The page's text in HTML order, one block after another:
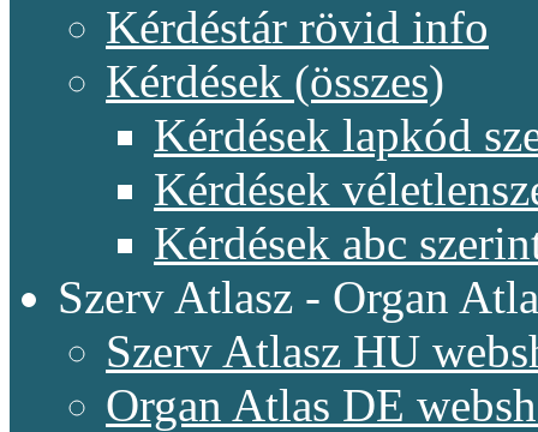
Kérdéstár rövid info
Kérdések (összes)
Kérdések lapkód
Kérdések
Kérdések abc
Szerv Atlasz - Organ
Szerv Atlasz HU
Organ Atlas DE